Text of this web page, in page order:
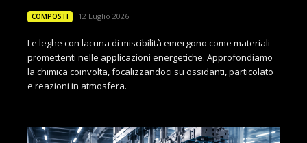
COMPOSTI 12 Luglio 2026
Le leghe con lacuna di miscibilità emergono come materiali
promettenti nelle applicazioni energetiche. Approfondiamo
la chimica coinvolta, focalizzandoci su ossidanti, particolato
e reazioni in atmosfera.